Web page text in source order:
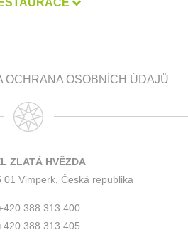
OCHRANA OSOBNÍCH ÚDAJŮ
ZLATÁ HVĚZDA
01 Vimperk, Česká republika
388 313 400
388 313 405